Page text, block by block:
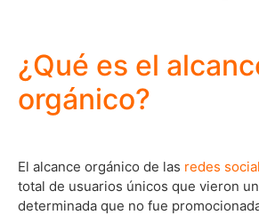
¿Qué es el
orgánico?
El alcance orgánico de las redes
total de usuarios únicos que vieron
determinada que no fue